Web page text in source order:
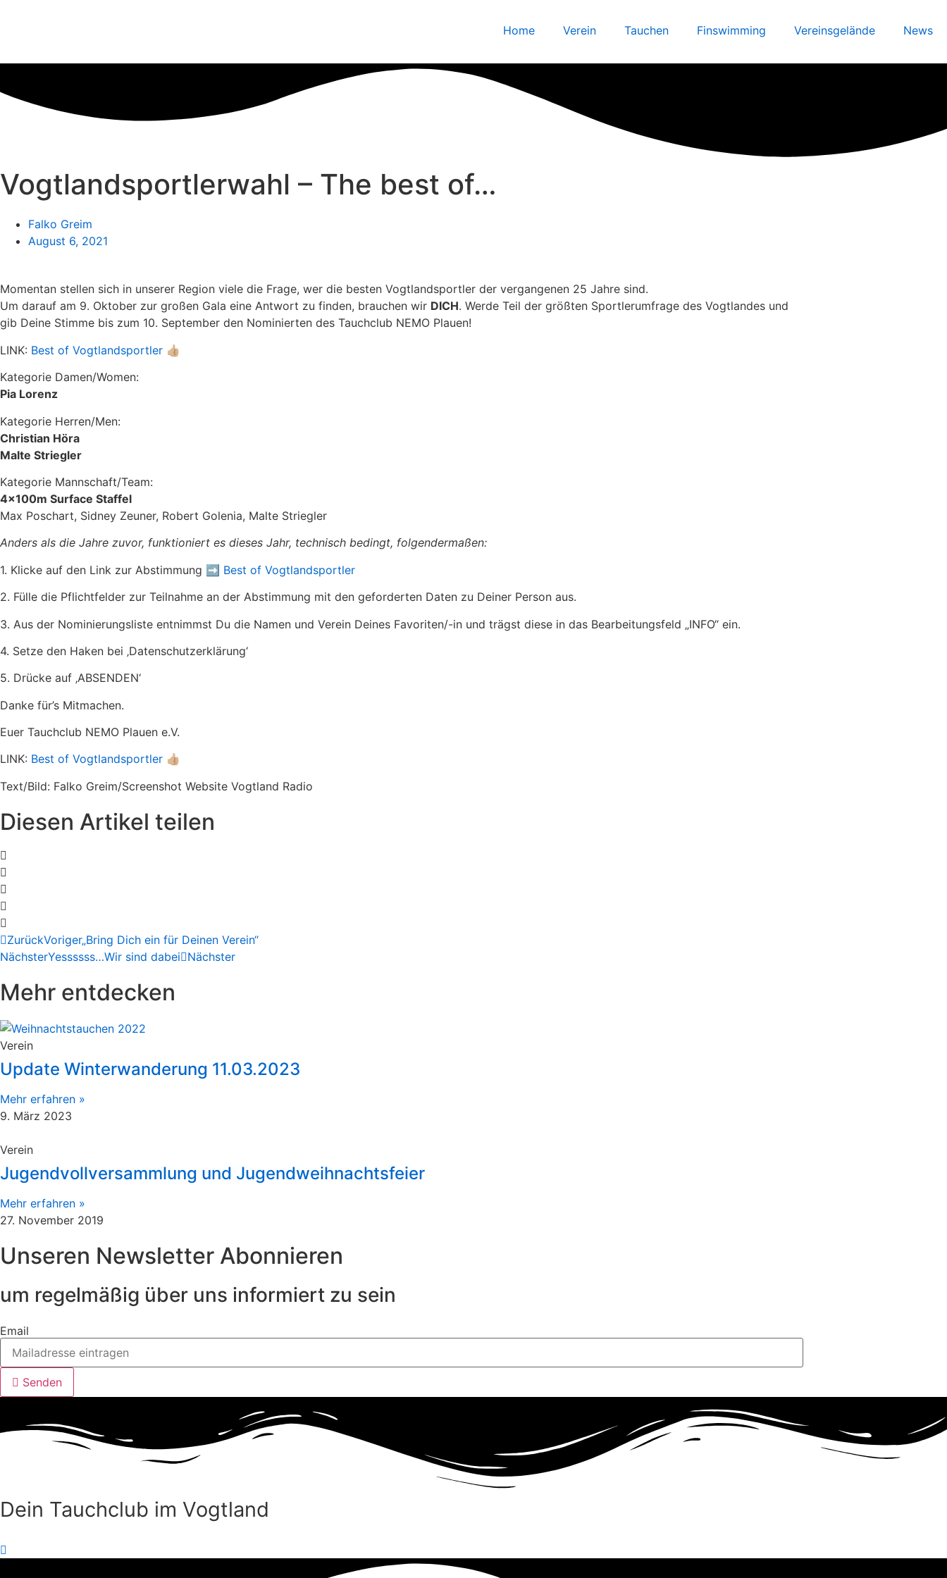
Home Verein Tauchen Finswimming Vereinsgelände News
Vogtlandsportlerwahl – The best of…
Falko Greim
August 6, 2021
Momentan stellen sich in unserer Region viele die Frage, wer die besten Vogtlandsportler der vergangenen 25 Jahre sind.
Um darauf am 9. Oktober zur großen Gala eine Antwort zu finden, brauchen wir DICH. Werde Teil der größten Sportlerumfrage des Vogtlandes und
gib Deine Stimme bis zum 10. September den Nominierten des Tauchclub NEMO Plauen!
LINK: Best of Vogtlandsportler 👍🏼
Kategorie Damen/Women:
Pia Lorenz
Kategorie Herren/Men:
Christian Höra
Malte Striegler
Kategorie Mannschaft/Team:
4x100m Surface Staffel
Max Poschart, Sidney Zeuner, Robert Golenia, Malte Striegler
Anders als die Jahre zuvor, funktioniert es dieses Jahr, technisch bedingt, folgendermaßen:
1. Klicke auf den Link zur Abstimmung ➡️ Best of Vogtlandsportler
2. Fülle die Pflichtfelder zur Teilnahme an der Abstimmung mit den geforderten Daten zu Deiner Person aus.
3. Aus der Nominierungsliste entnimmst Du die Namen und Verein Deines Favoriten/-in und trägst diese in das Bearbeitungsfeld „INFO“ ein.
4. Setze den Haken bei ‚Datenschutzerklärung‘
5. Drücke auf ‚ABSENDEN‘
Danke für’s Mitmachen.
Euer Tauchclub NEMO Plauen e.V.
LINK: Best of Vogtlandsportler 👍🏼
Text/Bild: Falko Greim/Screenshot Website Vogtland Radio
Diesen Artikel teilen
ZurückVoriger„Bring Dich ein für Deinen Verein“
NächsterYessssss…Wir sind dabei Nächster
Mehr entdecken
Verein
Update Winterwanderung 11.03.2023
Mehr erfahren »
9. März 2023
Verein
Jugendvollversammlung und Jugendweihnachtsfeier
Mehr erfahren »
27. November 2019
Unseren Newsletter Abonnieren
um regelmäßig über uns informiert zu sein
Email
Senden
Dein Tauchclub im Vogtland